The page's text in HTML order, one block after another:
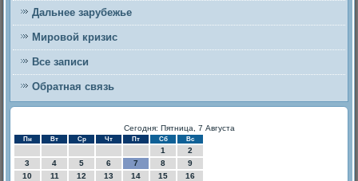
Дальнее зарубежье
Мировой кризис
Все записи
Обратная связь
Сегодня: Пятница, 7 Августа
Пн Вт Ср Чт Пт Сб Вс
1
2
3
4 5 6 7 8
9
10
11 12 13 14 15
16